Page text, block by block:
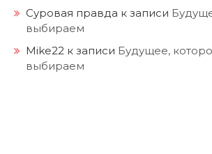
Суровая правда к записи
выбираем
Mike22 к записи Будущее,
выбираем